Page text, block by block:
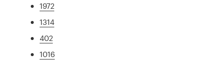
1972
1314
402
1016